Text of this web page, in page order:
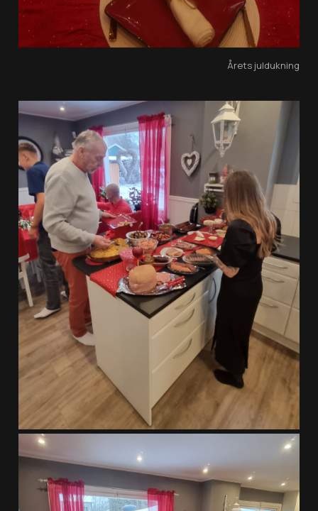
Årets juldukning